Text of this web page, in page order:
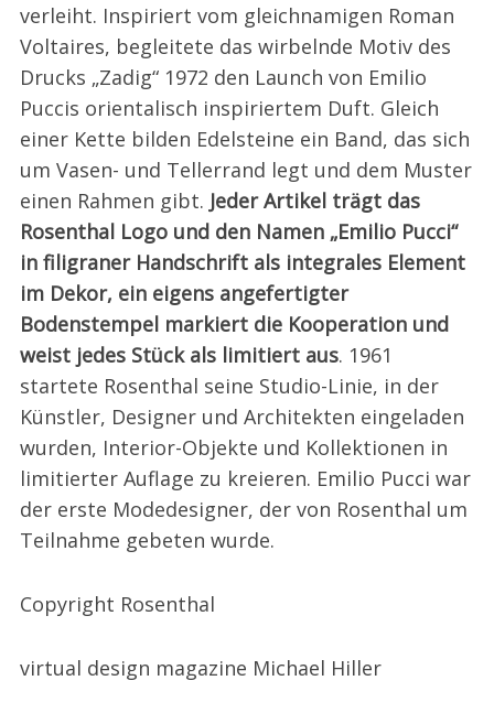
verleiht. Inspiriert vom gleichnamigen Roman
Voltaires, begleitete das wirbelnde Motiv des
Drucks „Zadig“ 1972 den Launch von Emilio
Puccis orientalisch inspiriertem Duft. Gleich
einer Kette bilden Edelsteine ein Band, das sich
um Vasen- und Tellerrand legt und dem Muster
einen Rahmen gibt. Jeder Artikel trägt das
Rosenthal Logo und den Namen „Emilio Pucci“
in filigraner Handschrift als integrales Element
im Dekor, ein eigens angefertigter
Bodenstempel markiert die Kooperation und
weist jedes Stück als limitiert aus. 1961
startete Rosenthal seine Studio-Linie, in der
Künstler, Designer und Architekten eingeladen
wurden, Interior-Objekte und Kollektionen in
limitierter Auflage zu kreieren. Emilio Pucci war
der erste Modedesigner, der von Rosenthal um
Teilnahme gebeten wurde.
Copyright Rosenthal
virtual design magazine Michael Hiller